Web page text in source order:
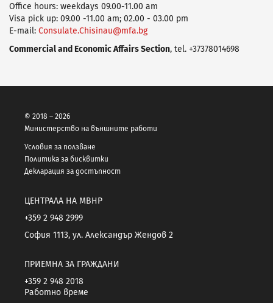
Office hours: weekdays 09.00-11.00 am
Visa pick up: 09.00 -11.00 am; 02.00 - 03.00 pm
E-mail: Consulate.Chisinau@mfa.bg
Commercial and Economic Affairs Section, tel. +37378014698
© 2018 – 2026
Министерство на външните работи
Условия за ползване
Политика за бисквитки
Декларация за достъпност
ЦЕНТРАЛА НА МВНР
+359 2 948 2999
София 1113, ул. Александър Жендов 2
ПРИЕМНА ЗА ГРАЖДАНИ
+359 2 948 2018
Работно време